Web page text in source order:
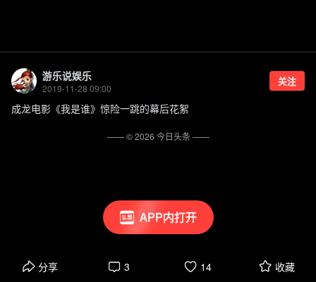
APP内打开
游乐说娱乐
2019-11-28 09:00
关注
成龙电影《我是谁》惊险一跳的幕后花絮
分享 3 14 收藏
—— ©2026 今日头条——